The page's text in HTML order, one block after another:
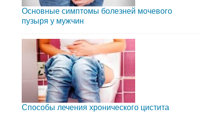
Основные симптомы болезней мочевого
пузыря у мужчин
Способы лечения хронического цистита